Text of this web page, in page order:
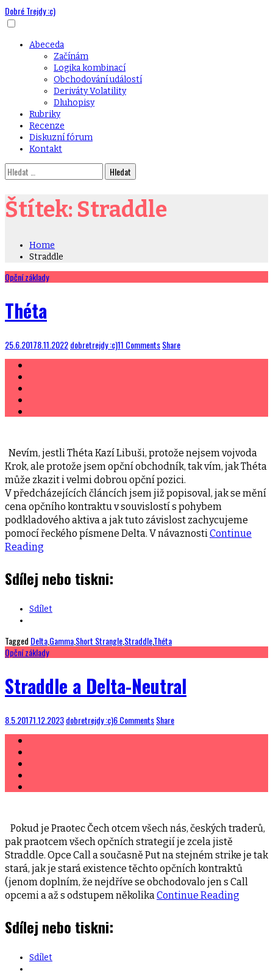
Skip
to
Dobré Trejdy :c)
Menu
Abeceda
Začínám
Logika kombinací
Obchodování událostí
Deriváty Volatility
Dluhopisy
Rubriky
Recenze
Diskuzní fórum
Kontakt
Vyhledávání
Štítek: Straddle
Home
Straddle
Opční základy
Théta
25.6.20178.11.2022dobretrejdy :c)11 CommentsShare
Nevím, jestli Théta Kazí Libuši, protože nejsem vojvoda
Krok, ale protože jsem opční obchodník, tak vím, jak Théta
může zkazit i velmi dobrou opční pozici.
V předcházejících článcích jsem již popisoval, jak se mění
cena opčního kontraktu v souvislostí s pohybem
podkladového aktiva a jak tuto závislost zachycujeme
pomocí řeckého písmene Delta. V návaznostiContinue
Reading
Sdílej nebo tiskni:
Sdílet
Tagged DeltaGammaShort StrangleStraddleThéta
Opční základy
Straddle a Delta-Neutral
8.5.20171.12.2023dobretrejdy :c)6 CommentsShare
Pokud je Praotec Čech otcem všech nás, českých traderů,
pak praotcem všech opčních strategií je zcela jistě
Straddle. Opce Call a současně Put na stejném strike je tak
stará, jak je stará existence těchto opčních kontraktů
(jenom doplním, že nejdříve se obchodovalo jen s Call
opcemi a až s odstupem několika Continue Reading
Sdílej nebo tiskni:
Sdílet